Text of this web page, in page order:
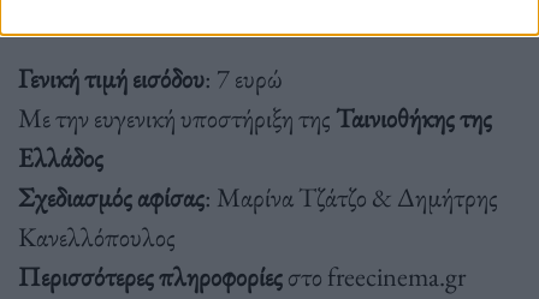
Γενική τιμή εισόδου: 7 ευρώ
Με την ευγενική υποστήριξη της Ταινιοθήκης της
Ελλάδος
Σχεδιασμός αφίσας: Μαρίνα Τζάτζο & Δημήτρης
Κανελλόπουλος
Περισσότερες πληροφορίεςστο freecinema.gr